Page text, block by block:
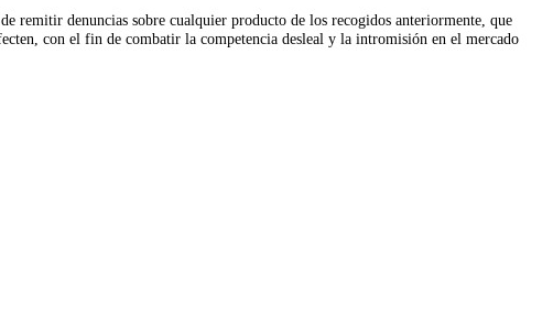
remitir denuncias sobre cualquier producto de los recogidos anteriormente, que
con el fin de combatir la competencia desleal y la intromisión en el mercado